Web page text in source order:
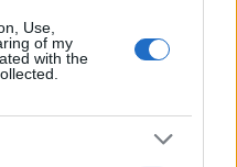
Use,
of my
with the
ultime news